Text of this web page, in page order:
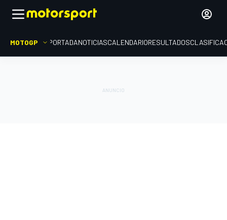
MOTOGP PORTADANOTICIASCALENDARIORESULTADOS